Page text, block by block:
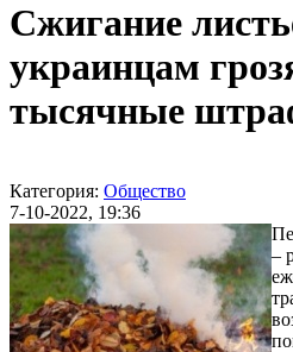
Сжигание
украинцам
тысячные
Категория: Общество
7-10-2022, 19:36
–